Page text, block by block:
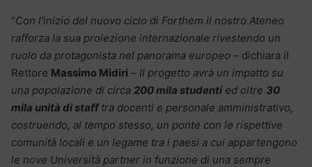
“Con l’inizio del nuovo ciclo di Forthem il nostro Ateneo
rafforza la sua proiezione internazionale rivestendo un
ruolo da protagonista nel panorama europeo – dichiara il
Rettore Massimo Midiri – Il progetto avrà un impatto su
una popolazione di circa 200 mila studenti ed oltre 30
mila unità di stafftra docenti e personale amministrativo,
costruendo, al tempo stesso, un ponte con le rispettive
comunità locali e un legame tra i paesi a cui appartengono
le nove Università partner in funzione di una sempre